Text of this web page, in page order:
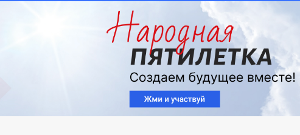
да
асноўнага
змесціва